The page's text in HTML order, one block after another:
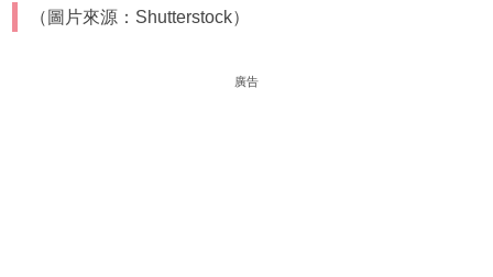
（圖片來源：Shutterstock）
廣告